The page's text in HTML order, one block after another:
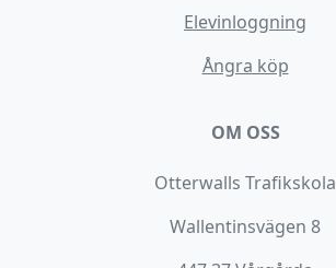
Elevinloggning
Ångra köp
OM OSS
Otterwalls Trafikskola
Wallentinsvägen 8